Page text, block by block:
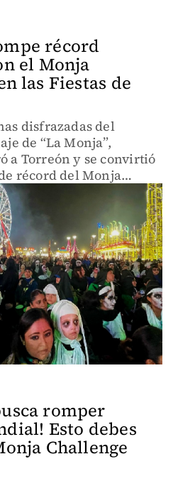
récord
el Monja
las Fiestas de
disfrazadas del
de “La Monja”,
a Torreón y se convirtió
récord del Monja
romper
Esto debes
Challenge